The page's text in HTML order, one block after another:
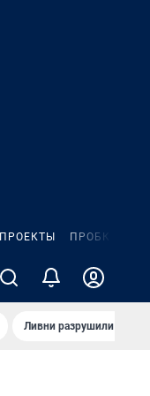
ПРОЕКТЫ ПРОБКИ
Ливни разрушили